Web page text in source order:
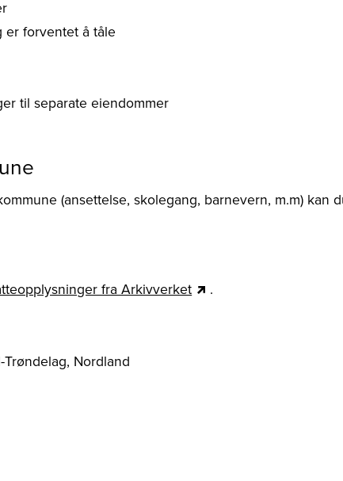
er forventet å tåle
til separate eiendommer
(ansettelse, skolegang, barnevern, m.m) kan
fra Arkivverket .
Nordland